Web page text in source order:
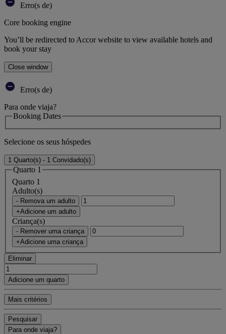
Erro(s de)
Core booking engine
You’ll be redirected to Accor website to view available hotels and
book your stay
Close window
Erro(s de)
Para onde viaja?
Booking Dates
Selecione os seus hóspedes
1 Quarto(s) - 1 Convidado(s)
Quarto 1
Quarto 1
Adulto(s)
- Remova um adulto
+Adicione um adulto
Criança(s)
- Remover uma criança
+Adicione uma criança
Eliminar
Adicione um quarto
Mais critérios
Pesquisar
Para onde viaja?